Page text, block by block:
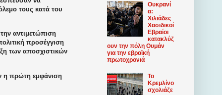
τους κατά του
αντιμετώπιση
προσέγγιση
των αποσχιστικών
η πρώτη εμφάνιση
Ουκρανί
α:
Χιλιάδες
Χασιδικοί
Εβραίοι
κατακλύζ
ουν την πόλη Ουμάν
για την εβραϊκή
πρωτοχρονιά
Το
Κρεμλίνο
σχολιάζε